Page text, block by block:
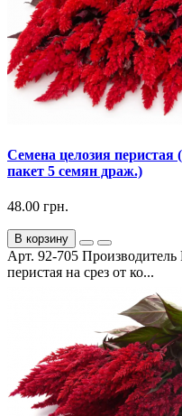
Семена целозия
пакет 5 семян драж.)
48.00 грн.
В корзину
Арт. 92-705
перистая на срез от ко...